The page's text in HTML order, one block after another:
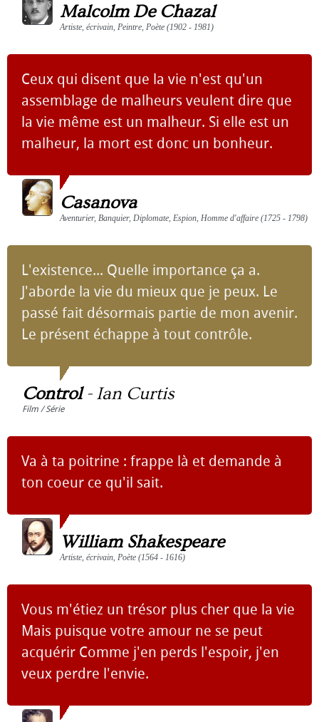
Malcolm De Chazal
Artiste, écrivain, Peintre, Poète (1902 - 1981)
Ceux qui disent que la vie n'est qu'un
assemblage de malheurs veulent dire que
la vie même est un malheur. Si elle est un
malheur, la mort est donc un bonheur.
Casanova
Aventurier, Banquier, Diplomate, Espion, Homme d'affaire (1725 - 1798)
L'existence... Quelle importance ça a.
J'aborde la vie du mieux que je peux. Le
passé fait désormais partie de mon avenir.
Le présent échappe à tout contrôle.
Control- Ian Curtis
Film / Série
Va à ta poitrine : frappe là et demande à
ton coeur ce qu'il sait.
William Shakespeare
Artiste, écrivain, Poète (1564 - 1616)
Vous m'étiez un trésor plus cher que la vie
Mais puisque votre amour ne se peut
acquérir Comme j'en perds l'espoir, j'en
veux perdre l'envie.